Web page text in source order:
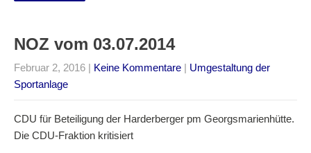
NOZ vom 03.07.2014
Februar 2, 2016 | Keine Kommentare | Umgestaltung der
Sportanlage
CDU für Beteiligung der Harderberger pm Georgsmarienhütte.
Die CDU-Fraktion kritisiert